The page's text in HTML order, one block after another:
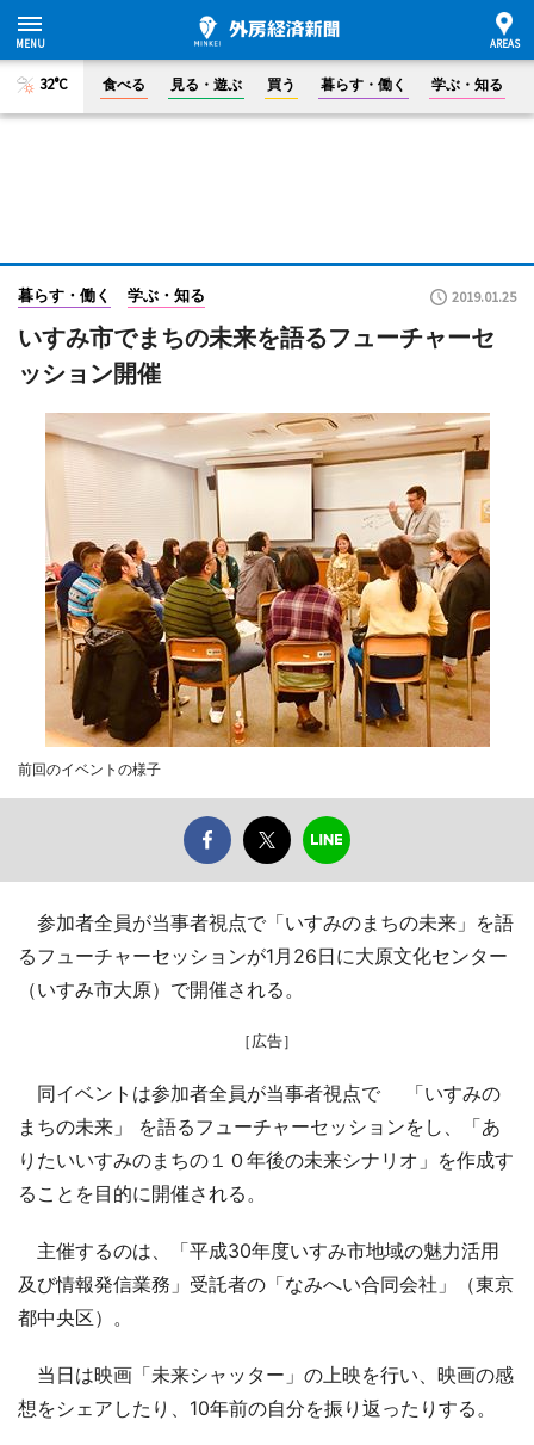
32°C 食べる 見る・遊ぶ 買う 暮らす・働く 学ぶ・知る
暮らす・働く 学ぶ・知る 2019.01.25
いすみ市でまちの未来を語るフューチャーセ
ッション開催
前回のイベントの様子
参加者全員が当事者視点で「いすみのまちの未来」を語
るフューチャーセッションが1月26日に大原文化センター
（いすみ市大原）で開催される。
［広告］
同イベントは参加者全員が当事者視点で 「いすみの
まちの未来」 を語るフューチャーセッションをし、「あ
りたいいすみのまちの１０年後の未来シナリオ」を作成す
ることを目的に開催される。
主催するのは、「平成30年度いすみ市地域の魅力活用
及び情報発信業務」受託者の「なみへい合同会社」（東京
都中央区）。
当日は映画「未来シャッター」の上映を行い、映画の感
想をシェアしたり、10年前の自分を振り返ったりする。